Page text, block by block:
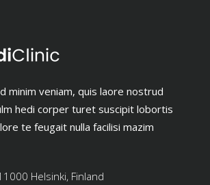
minim veniam, quis laore nostrud
hedi corper turet suscipit lobortis
te feugait nulla facilisi mazim
Helsinki, Finland